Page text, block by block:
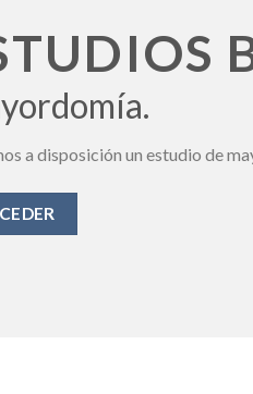
a disposición un estudio de